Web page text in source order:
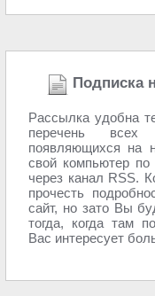
Подписка
Рассылка удобна
перечень всех
появляющихся на
свой компьютер по
через канал RSS.
прочесть
сайт, но зато Вы
тогда, когда там
Вас интересует